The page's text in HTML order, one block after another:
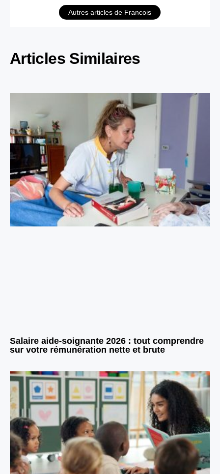
Autres articles de Francois
Articles Similaires
Salaire aide-soignante 2026 : tout comprendre
sur votre rémunération nette et brute